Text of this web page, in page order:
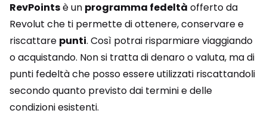
RevPointsè un programma fedeltà offerto da
Revolut che ti permette di ottenere, conservare e
riscattare punti. Così potrai risparmiare viaggiando
o acquistando. Non si tratta di denaro o valuta, ma di
punti fedeltà che posso essere utilizzati riscattandoli
secondo quanto previsto dai termini e delle
condizioni esistenti.